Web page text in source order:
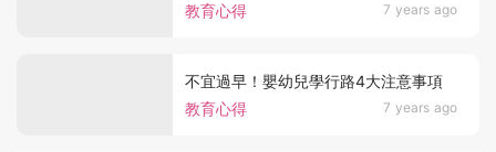
教育心得 7 years ago
教育心得 7 years ago
不宜過早！嬰幼兒學行路4大注意事項